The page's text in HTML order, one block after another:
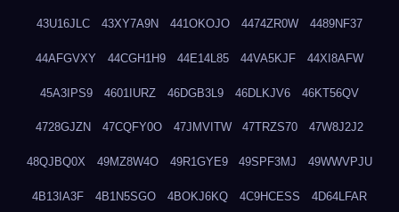
43U16JLC 43XY7A9N 441OKOJO 4474ZR0W 4489NF37
44AFGVXY 44CGH1H9 44E14L85 44VA5KJF 44XI8AFW
45A3IPS9 4601IURZ 46DGB3L9 46DLKJV6 46KT56QV
4728GJZN 47CQFY0O 47JMVITW 47TRZS70 47W8J2J2
48QJBQ0X 49MZ8W4O 49R1GYE9 49SPF3MJ 49WWVPJU
4B13IA3F 4B1N5SGO 4BOKJ6KQ 4C9HCESS 4D64LFAR